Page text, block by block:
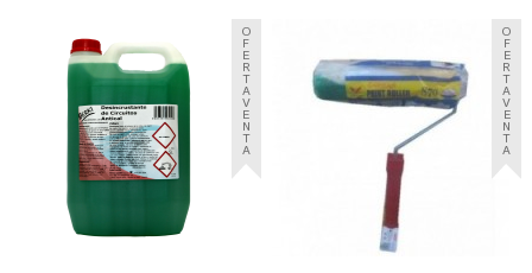
O
F
E
R
T
A
V
E
N
T
A
O
F
E
R
T
A
V
E
N
T
A